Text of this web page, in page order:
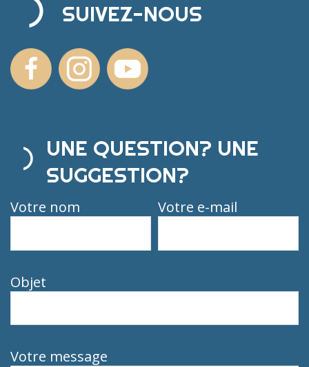
SUIVEZ-NOUS
UNE QUESTION? UNE
SUGGESTION?
Votre nom Votre e-mail
Objet
Votre message